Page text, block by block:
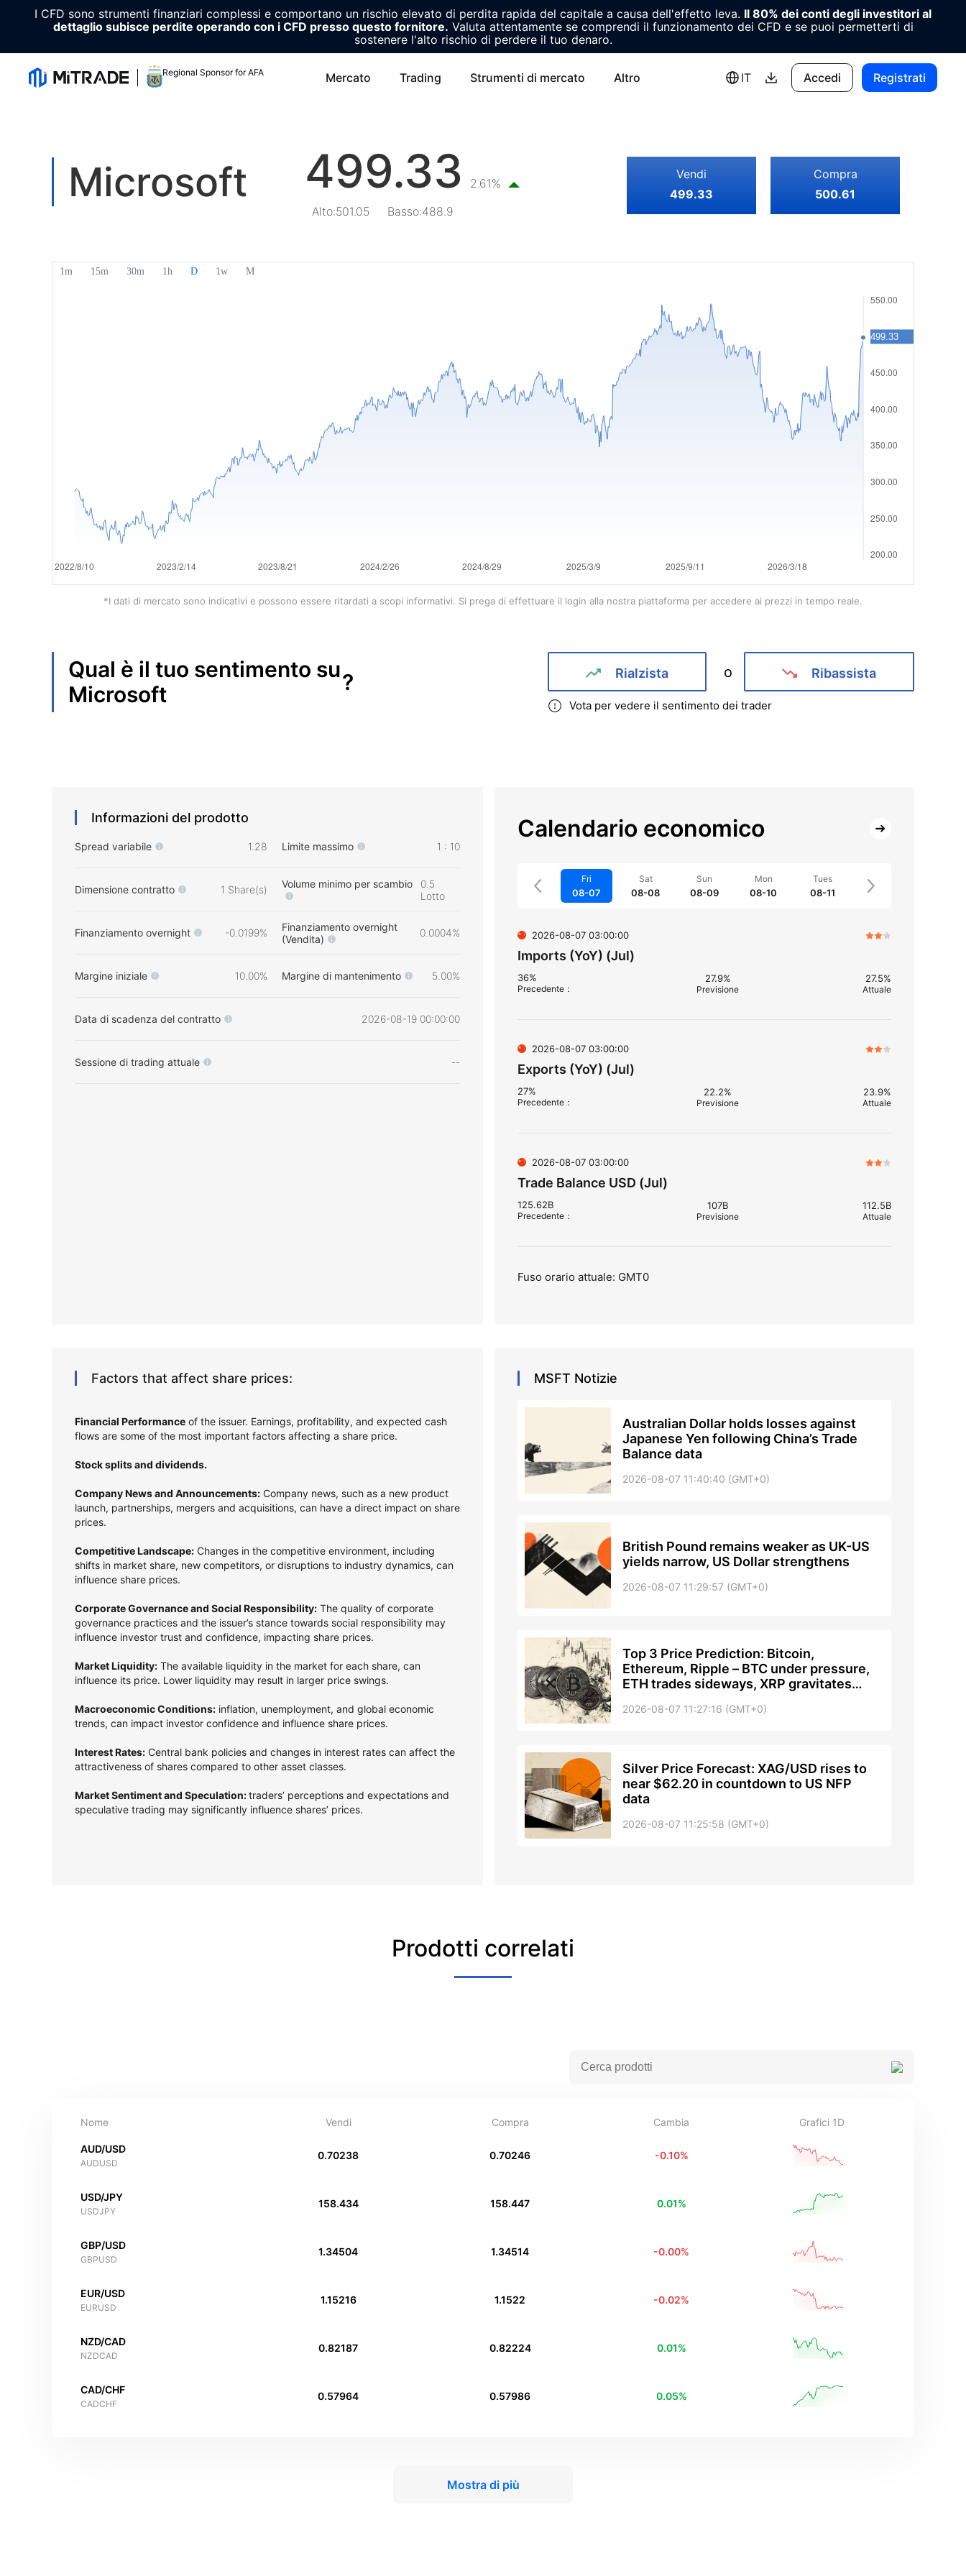
I CFD sono strumenti finanziari complessi e comportano un rischio elevato di perdita rapida del capitale a causa dell'effetto leva. Il 80% dei conti degli investitori al
dettaglio subisce perdite operando con i CFD presso questo fornitore. Valuta attentamente se comprendi il funzionamento dei CFD e se puoi permetterti di
sostenere l'alto rischio di perdere il tuo denaro.
Regional Sponsor for AFA Mercato Trading Strumenti di mercato Altro IT Accedi Registrati
Microsoft 499.33
2.61%
Alto:501.05 Basso:488.9
Vendi
499.33
Compra
500.61
*I dati di mercato sono indicativi e possono essere ritardati a scopi informativi. Si prega di effettuare il login alla nostra piattaforma per accedere ai prezzi in tempo reale.
Qual è il tuo sentimento su
Microsoft
? Rialzista o Ribassista
Vota per vedere il sentimento dei trader
Informazioni del prodotto
Spread variabile 1.28 Limite massimo 1 : 10
Dimensione contratto 1 Share(s) Volume minimo per scambio
0.5
Lotto
Finanziamento overnight -0.0199%
Finanziamento overnight
(Vendita)
0.0004%
Margine iniziale 10.00% Margine di mantenimento 5.00%
Data di scadenza del contratto 2026-08-19 00:00:00
Sessione di trading attuale --
Calendario economico
Fri
08-07
Sat
08-08
Sun
08-09
Mon
08-10
Tues
08-11
2026-08-07 03:00:00
Imports (YoY) (Jul)
36%
Precedente ：
27.9%
Previsione
27.5%
Attuale
2026-08-07 03:00:00
Exports (YoY) (Jul)
27%
Precedente ：
22.2%
Previsione
23.9%
Attuale
2026-08-07 03:00:00
Trade Balance USD (Jul)
125.62B
Precedente ：
107B
Previsione
112.5B
Attuale
Fuso orario attuale: GMT0
Factors that affect share prices:
Financial Performance of the issuer. Earnings, profitability, and expected cash
flows are some of the most important factors affecting a share price.
Stock splits and dividends.
Company News and Announcements: Company news, such as a new product
launch, partnerships, mergers and acquisitions, can have a direct impact on share
prices.
Competitive Landscape: Changes in the competitive environment, including
shifts in market share, new competitors, or disruptions to industry dynamics, can
influence share prices.
Corporate Governance and Social Responsibility: The quality of corporate
governance practices and the issuer’s stance towards social responsibility may
influence investor trust and confidence, impacting share prices.
Market Liquidity: The available liquidity in the market for each share, can
influence its price. Lower liquidity may result in larger price swings.
Macroeconomic Conditions: inflation, unemployment, and global economic
trends, can impact investor confidence and influence share prices.
Interest Rates: Central bank policies and changes in interest rates can affect the
attractiveness of shares compared to other asset classes.
Market Sentiment and Speculation:traders’ perceptions and expectations and
speculative trading may significantly influence shares’ prices.
MSFT Notizie
Australian Dollar holds losses against
Japanese Yen following China’s Trade
Balance data
2026-08-07 11:40:40 (GMT+0)
British Pound remains weaker as UK-US
yields narrow, US Dollar strengthens
2026-08-07 11:29:57 (GMT+0)
Top 3 Price Prediction: Bitcoin,
Ethereum, Ripple – BTC under pressure,
ETH trades sideways, XRP gravitates
2026-08-07 11:27:16 (GMT+0)
Silver Price Forecast: XAG/USD rises to
near $62.20 in countdown to US NFP
data
2026-08-07 11:25:58 (GMT+0)
Prodotti correlati
Nome Vendi Compra Cambia Grafici 1D
AUD/USD
AUDUSD
0.70238 0.70246 -0.10%
USD/JPY
USDJPY
158.434 158.447 0.01%
GBP/USD
GBPUSD
1.34504 1.34514 -0.00%
EUR/USD
EURUSD
1.15216 1.1522 -0.02%
NZD/CAD
NZDCAD
0.82187 0.82224 0.01%
CAD/CHF
CADCHF
0.57964 0.57986 0.05%
Mostra di più